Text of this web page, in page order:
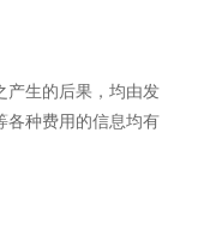
产生的后果，均由发
各种费用的信息均有